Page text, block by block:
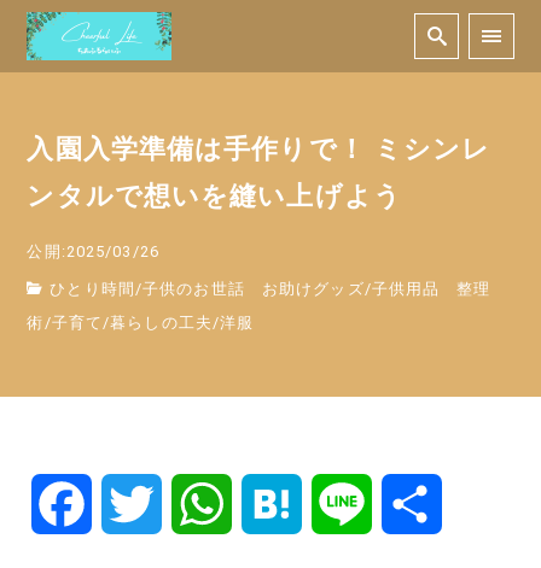
入園入学準備は手作りで！ ミシンレ
ンタルで想いを縫い上げよう
公開:2025/03/26
ひとり時間 /子供のお世話 お助けグッズ/子供用品 整理
術 /子育て /暮らしの工夫 /洋服